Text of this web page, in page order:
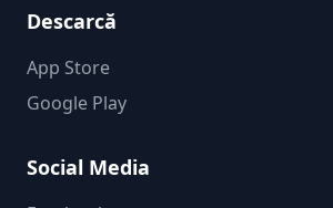
Descarcă
App Store
Google Play
Social Media